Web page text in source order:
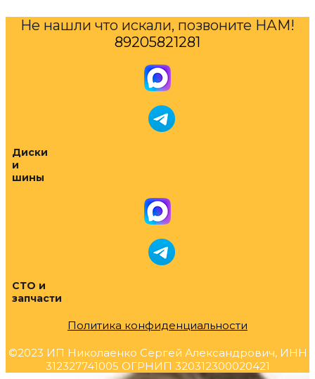
Не нашли что искали, позвоните НАМ!
89205821281
Диски
и
шины
СТО и
запчасти
Политика конфиденциальности
©2023 ИП Николаенко Сергей Александрович, ИНН
312327741005 ОГРНИП 320312300020421